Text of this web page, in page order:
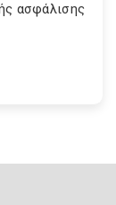
ασφάλισης